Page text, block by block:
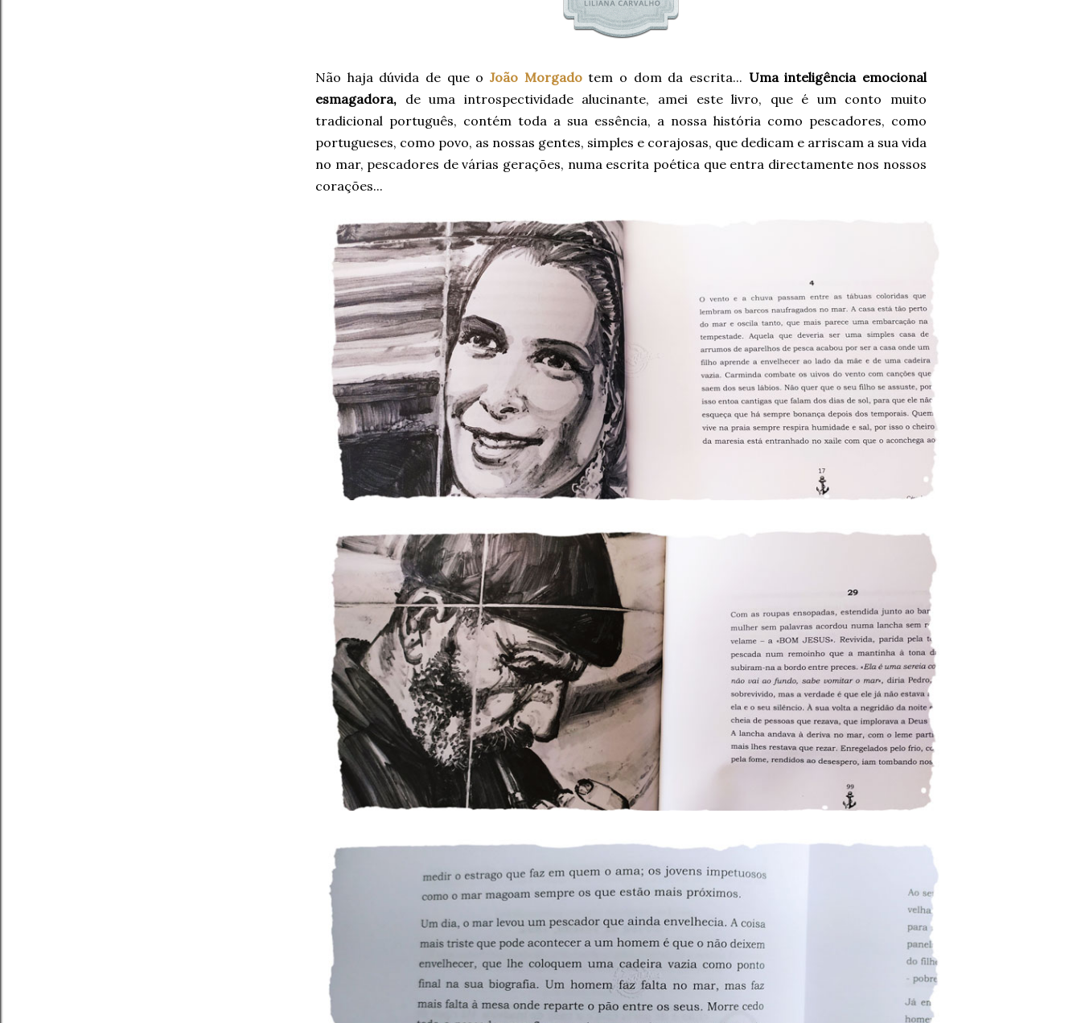
Não haja dúvida de que o João Morgadotem o dom da escrita... Uma inteligência emocional
esmagadora, de uma introspectividade alucinante, amei este livro, que é um conto muito
tradicional português, contém toda a sua essência, a nossa história como pescadores, como
portugueses, como povo, as nossas gentes, simples e corajosas, que dedicam e arriscam a sua vida
no mar, pescadores de várias gerações, numa escrita poética que entra directamente nos nossos
corações...